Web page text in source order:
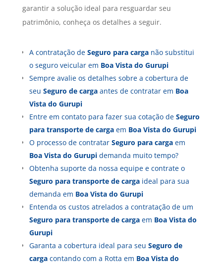
garantir a solução ideal para resguardar seu
patrimônio, conheça os detalhes a seguir.
A contratação de Seguro para carganão substitui
o seguro veicular em Boa Vista do Gurupi
Sempre avalie os detalhes sobre a cobertura de
seu Seguro de cargaantes de contratar em Boa
Vista do Gurupi
Entre em contato para fazer sua cotação de Seguro
para transporte de cargaem Boa Vista do Gurupi
O processo de contratar Seguro para cargaem
Boa Vista do Gurupidemanda muito tempo?
Obtenha suporte da nossa equipe e contrate o
Seguro para transporte de cargaideal para sua
demanda em Boa Vista do Gurupi
Entenda os custos atrelados a contratação de um
Seguro para transporte de cargaem Boa Vista do
Gurupi
Garanta a cobertura ideal para seu Seguro de
cargacontando com a Rotta em Boa Vista do